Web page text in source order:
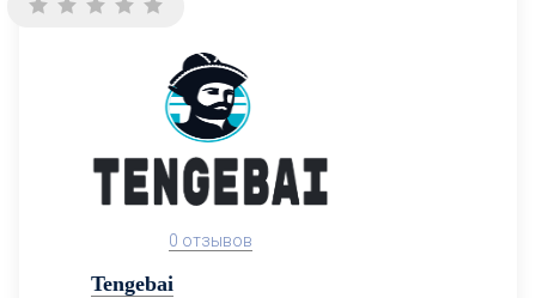
0 отзывов
Tengebai